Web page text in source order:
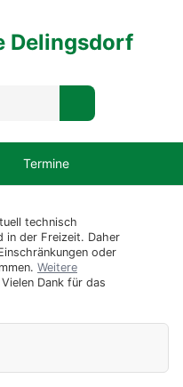
Delingsdorf
Termine
technisch
in der Freizeit. Daher
oder
Weitere
Vielen Dank für das